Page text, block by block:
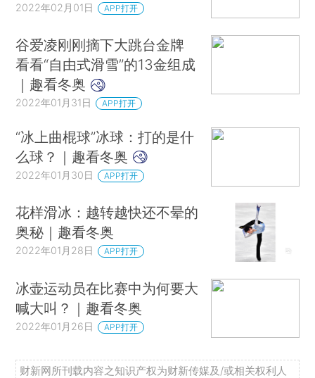
2022年02月01日 APP打开
谷爱凌刚刚摘下大跳台金牌
看看“自由式滑雪”的13金组成
｜趣看冬奥
2022年01月31日 APP打开
“冰上曲棍球”冰球：打的是什
么球？｜趣看冬奥
2022年01月30日 APP打开
花样滑冰：越转越快还不晕的
奥秘｜趣看冬奥
2022年01月28日 APP打开
冰壶运动员在比赛中为何要大
喊大叫？｜趣看冬奥
2022年01月26日 APP打开
财新网所刊载内容之知识产权为财新传媒及/或相关权利人